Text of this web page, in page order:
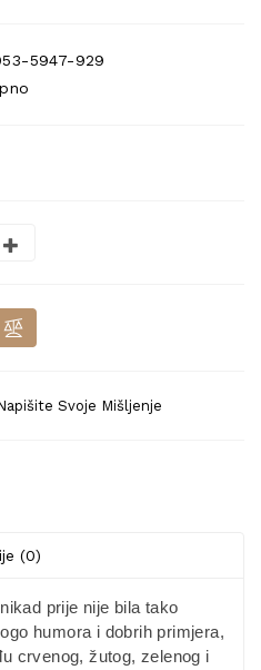
5947-929
Svoje Mišljenje
(0)
prije nije bila tako
humora i dobrih primjera,
crvenog, žutog, zelenog i